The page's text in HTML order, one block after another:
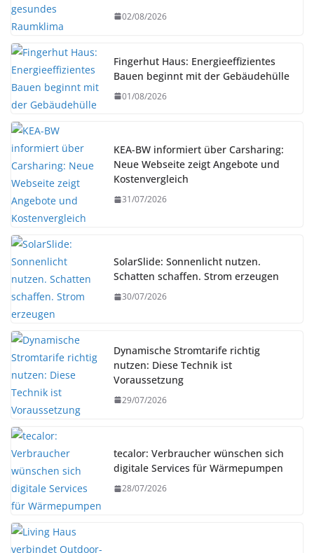
02/08/2026
Fingerhut Haus: Energieeffizientes
Bauen beginnt mit der Gebäudehülle
01/08/2026
KEA-BW informiert über Carsharing:
Neue Webseite zeigt Angebote und
Kostenvergleich
31/07/2026
SolarSlide: Sonnenlicht nutzen.
Schatten schaffen. Strom erzeugen
30/07/2026
Dynamische Stromtarife richtig
nutzen: Diese Technik ist
Voraussetzung
29/07/2026
tecalor: Verbraucher wünschen sich
digitale Services für Wärmepumpen
28/07/2026